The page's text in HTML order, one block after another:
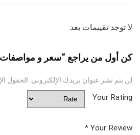
لا توجد تقييمات بعد.
كن أول من يراجع “سعر و مواصفات OnePlus 8T”
لن يتم نشر عنوان بريدك الإلكتروني. الحقول
Your Rating
Your Review
*